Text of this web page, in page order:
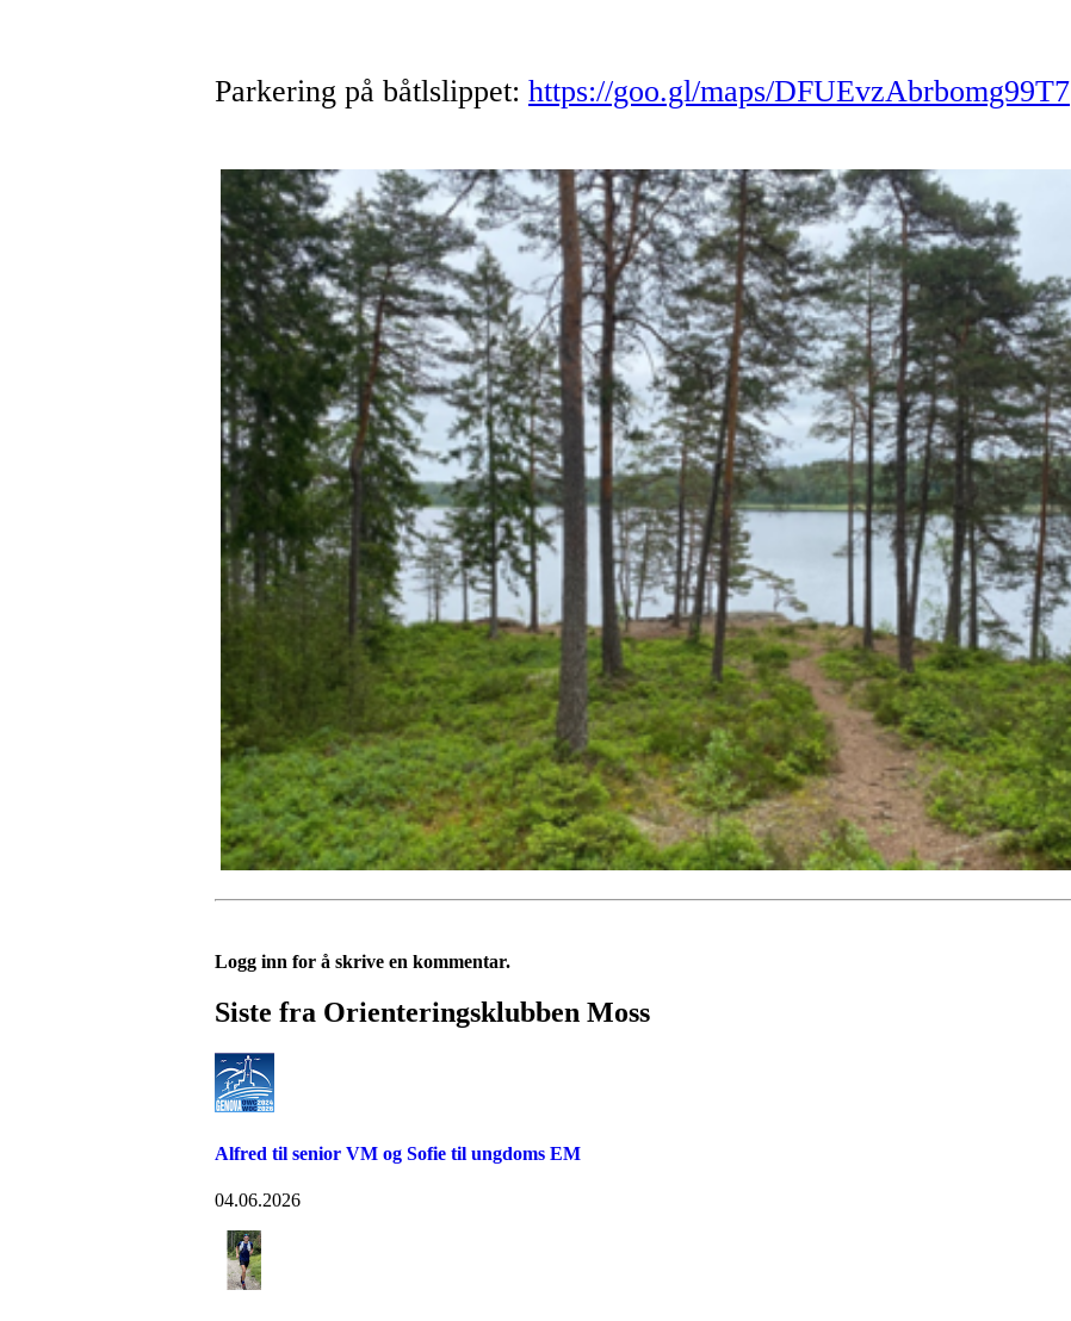
Parkering på båtlslippet: https://goo.gl/maps/DFUEvzAbrbomg99T7
Logg inn for å skrive en kommentar.
Siste fra Orienteringsklubben Moss
Alfred til senior VM og Sofie til ungdoms EM
04.06.2026